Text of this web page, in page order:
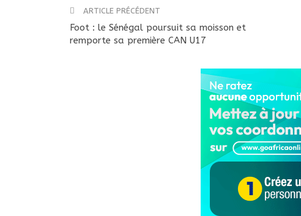
ARTICLE PRÉCÉDENT
Foot : le Sénégal poursuit sa moisson et
remporte sa première CAN U17